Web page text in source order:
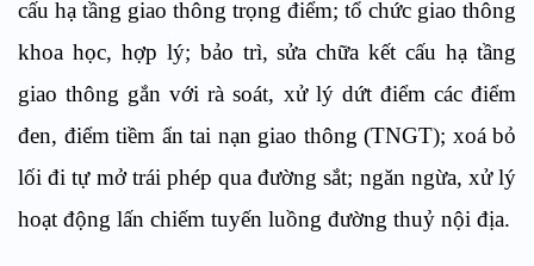
cấu hạ tầng giao thông trọng điểm; tổ chức giao thông
khoa học, hợp lý; bảo trì, sửa chữa kết cấu hạ tầng
giao thông gắn với rà soát, xử lý dứt điểm các điểm
đen, điểm tiềm ẩn tai nạn giao thông (TNGT); xoá bỏ
lối đi tự mở trái phép qua đường sắt; ngăn ngừa, xử lý
hoạt động lấn chiếm tuyến luồng đường thuỷ nội địa.